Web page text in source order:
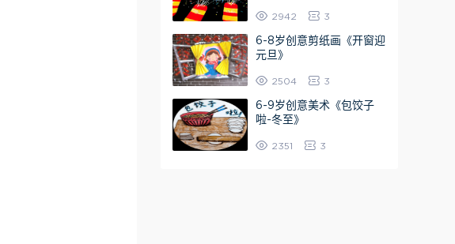
2942 3
6-8岁创意剪纸画《开窗迎
元旦》
2504 3
6-9岁创意美术《包饺子
啦-冬至》
2351 3